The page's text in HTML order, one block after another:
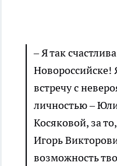
– Я так
Новороссийске!
встречу с
личностью –
Косяковой, за
Игорь
возможность